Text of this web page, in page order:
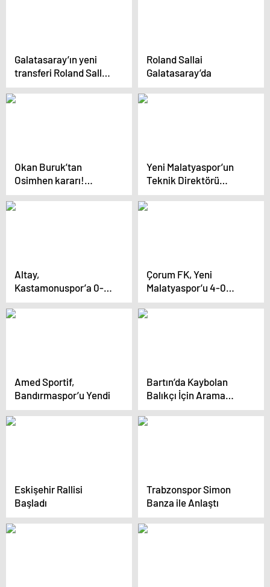
Galatasaray’ın yeni
transferi Roland Sallai,
sahaya çıkmadan
tarihe geçti
Roland Sallai
Galatasaray’da
Okan Buruk’tan
Osimhen kararı!
Galatasaray-Çaykur
Rizespor maçının ilk
Yeni Malatyaspor’un
Teknik Direktörü
Üzgün
Altay,
Kastamonuspor’a 0-2
Yenildi
Çorum FK, Yeni
Malatyaspor’u 4-0
Yendi
Amed Sportif,
Bandırmaspor’u Yendi
Bartın’da Kaybolan
Balıkçı İçin Arama
Başlatıldı
Eskişehir Rallisi
Başladı
Trabzonspor Simon
Banza ile Anlaştı